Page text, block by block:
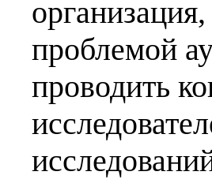
проблемой
проводить